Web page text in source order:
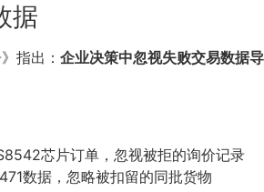
据
指出： 企业决策中忽视失败交易数据
芯片订单，忽视被拒的询价记录
数据，忽略被扣留的同批货物